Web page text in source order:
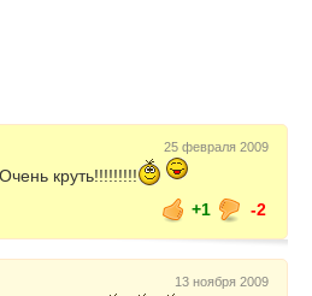
25 февраля 2009
Очень круть!!!!!!!!!
+1
-2
13 ноября 2009